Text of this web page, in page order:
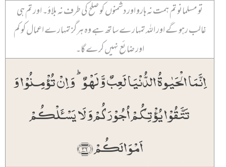
تو مسلمانو تم ہمت نہ ہارو اور دشمنوں کو صلح کی طرف نہ بلاؤ۔ اور تم ہی
غالب رہو گے اور اللہ تمہارے ساتھ ہے وہ ہرگز تمہارے اعمال کو کم
اور ضائع نہیں کرے گا۔
اِنَّمَا الۡحَیٰوۃُ الدُّنۡیَا لَعِبٌ وَّ لَہۡوٌ ؕ وَ اِنۡ تُؤۡمِنُوۡا وَ
تَتَّقُوۡا یُؤۡتِکُمۡ اُجُوۡرَکُمۡ وَ لَا یَسۡـَٔلۡکُمۡ
اَمۡوَالَکُمۡ ﴿۳۶﴾